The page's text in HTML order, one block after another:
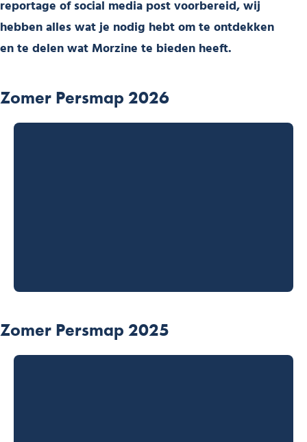
reportage of social media post voorbereid, wij
hebben alles wat je nodig hebt om te ontdekken
en te delen wat Morzine te bieden heeft.
Zomer Persmap 2026
Zomer Persmap 2025